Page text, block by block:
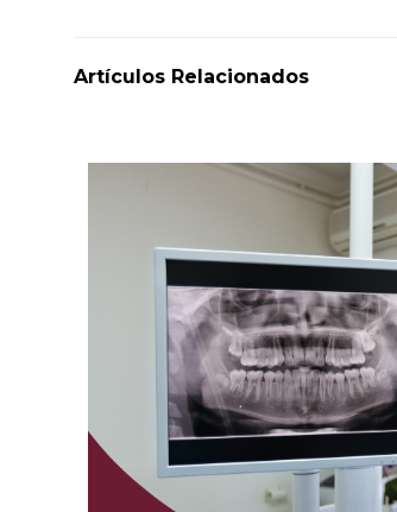
Artículos Relacionados